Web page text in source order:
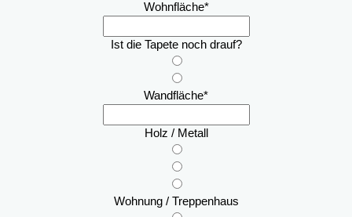
Wohnfläche*
Ist die Tapete noch drauf?
Wandfläche*
Holz / Metall
Wohnung / Treppenhaus